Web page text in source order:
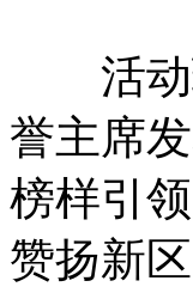
活动现
誉主席
榜样引
赞扬新